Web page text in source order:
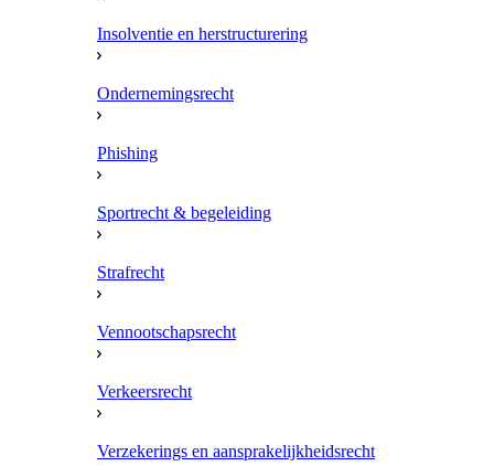
Insolventie en herstructurering
Ondernemingsrecht
Phishing
Sportrecht & begeleiding
Strafrecht
Vennootschapsrecht
Verkeersrecht
Verzekerings en aansprakelijkheidsrecht